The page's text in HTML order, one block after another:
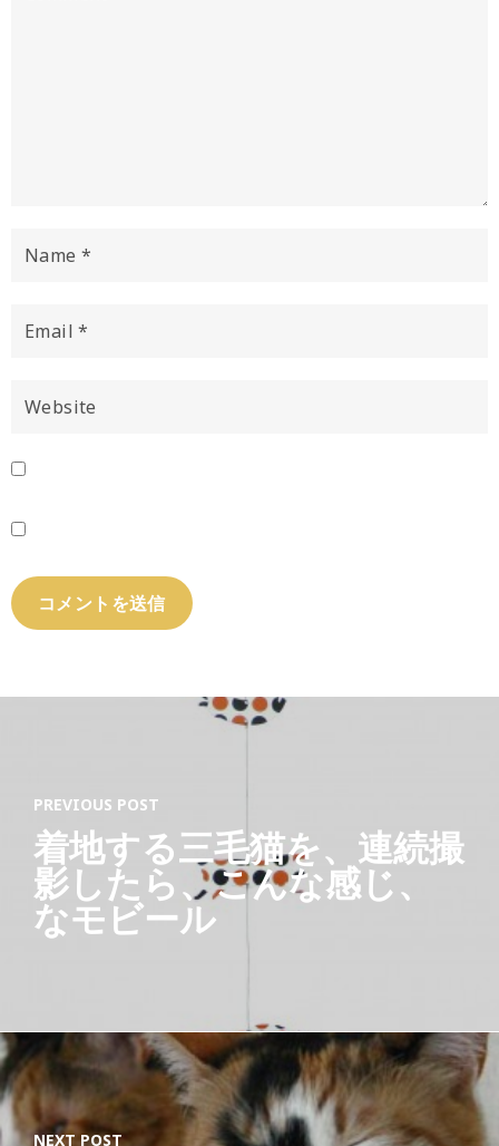
PREVIOUS POST
着地する三毛猫を、連続撮
影したら、こんな感じ、
なモビール
NEXT POST